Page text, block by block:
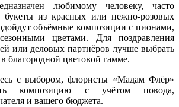
любимому человеку, часто
из красных или нежно-розовых
объёмные композиции с пионами,
цветами. Для поздравления
или деловых партнёров лучше выбрать
благородной цветовой гамме.
с выбором, флористы «Мадам Флёр»
композицию с учётом повода,
и вашего бюджета.